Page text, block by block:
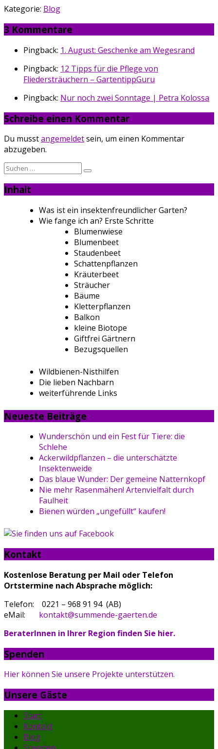
Kategorie: Blog
3 Kommentare
Pingback: 1. August: Geschenke am Wegesrand
Pingback: 12 Tipps für die Pflege von
Fliedersträuchern – GartentippGuru
Pingback: Nur noch zwei Sonntage | Petra Kolossa
Schreibe einen Kommentar
Du musstangemeldetsein, um einen Kommentar
abzugeben.
Suche
Inhalt
Was ist ein insektenfreundlicher Garten?
Wie fange ich an? Erste Schritte
Blumenwiese
Blumenbeet
Staudenbeet
Schattenpflanzen
Kräuterbeet
Sträucher
Bäume
Kletterpflanzen
Balkon
kleine Biotope
Giftfrei Gärtnern
Bezugsquellen
Wildbienen-Nisthilfen
Die lieben Nachbarn
weiterführende Links
Neueste Beiträge
Wunderschön und ein Fest für Tiere: die
Schlehe
Ackerwildpflanzen – die unterschätzte
Insektenweide
Das blaue Wunder: Der gemeine Natternkopf
Nie mehr Rasenmähen! Artenvielfalt durch
Faulheit
Bienen würden „ungefüllt“ kaufen!
Kontakt
Kostenlose Beratung per Mail oder Telefon
Ortstermine nach Absprache möglich:
Telefon: 0221 – 968 91 94 (AB)
eMail: kontakt@summende-gaerten.de
BeraterInnen in Ihrer Region finden Sie hier.
Spenden
Hier können Sie unsere Projekte unterstützen.
Unsere Gäste
Start
Kontakt
Blog